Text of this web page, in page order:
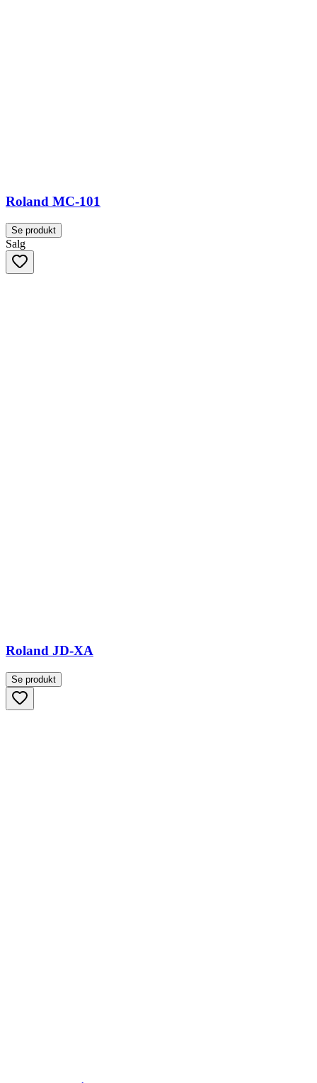
Roland MC-101
Se produkt
Salg
Roland JD-XA
Se produkt